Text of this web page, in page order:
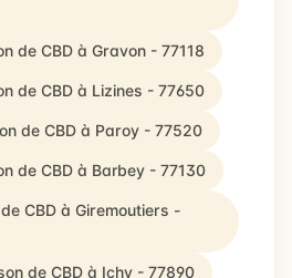
de CBD à Gravon - 77118
de CBD à Lizines - 77650
de CBD à Paroy - 77520
de CBD à Barbey - 77130
CBD à Giremoutiers -
de CBD à Ichy - 77890